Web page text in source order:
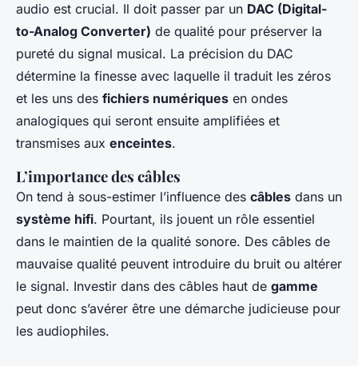
audio est crucial. Il doit passer par un DAC (Digital-
to-Analog Converter) de qualité pour préserver la
pureté du signal musical. La précision du DAC
détermine la finesse avec laquelle il traduit les zéros
et les uns des fichiers numériques en ondes
analogiques qui seront ensuite amplifiées et
transmises aux enceintes.
L’importance des câbles
On tend à sous-estimer l’influence des câbles dans un
système hifi. Pourtant, ils jouent un rôle essentiel
dans le maintien de la qualité sonore. Des câbles de
mauvaise qualité peuvent introduire du bruit ou altérer
le signal. Investir dans des câbles haut de gamme
peut donc s’avérer être une démarche judicieuse pour
les audiophiles.